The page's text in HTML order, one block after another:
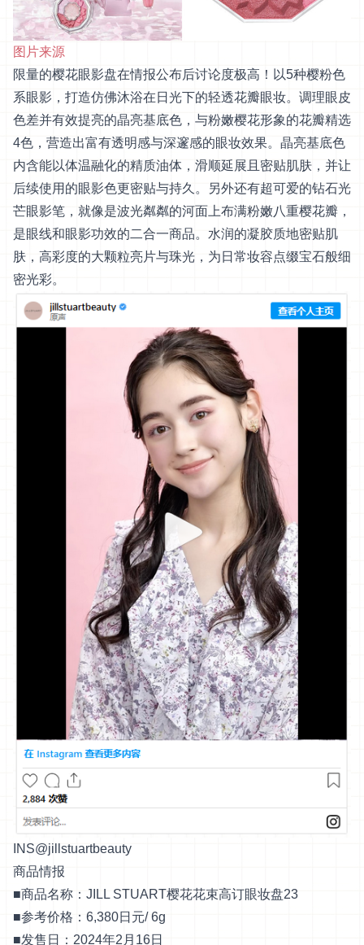
图片来源
限量的樱花眼影盘在情报公布后讨论度极高！以5种樱粉色
系眼影，打造仿佛沐浴在日光下的轻透花瓣眼妆。调理眼皮
色差并有效提亮的晶亮基底色，与粉嫩樱花形象的花瓣精选
4色，营造出富有透明感与深邃感的眼妆效果。晶亮基底色
内含能以体温融化的精质油体，滑顺延展且密贴肌肤，并让
后续使用的眼影色更密贴与持久。另外还有超可爱的钻石光
芒眼影笔，就像是波光粼粼的河面上布满粉嫩八重樱花瓣，
是眼线和眼影功效的二合一商品。水润的凝胶质地密贴肌
肤，高彩度的大颗粒亮片与珠光，为日常妆容点缀宝石般细
密光彩。
INS@jillstuartbeauty
商品情报
■商品名称：JILL STUART樱花花束高订眼妆盘23
■参考价格：6,380日元/ 6g
■发售日：2024年2月16日